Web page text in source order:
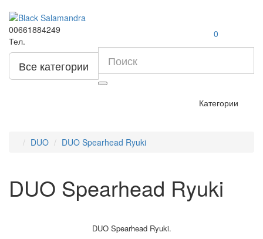
00661884249
Тел.
0
Все категории
Категории
DUO DUO Spearhead Ryuki
DUO Spearhead Ryuki
DUO Spearhead Ryuki.